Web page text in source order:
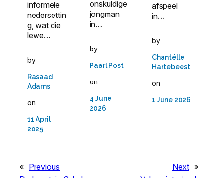
informele
nedersettin
g, wat die
lewe…
by
Rasaad
Adams
on
11 April
2025
onskuldige
jongman
in…
by
Paarl Post
on
4 June
2026
afspeel
in…
by
Chantélle
Hartebeest
on
1 June 2026
« Previous
Next »